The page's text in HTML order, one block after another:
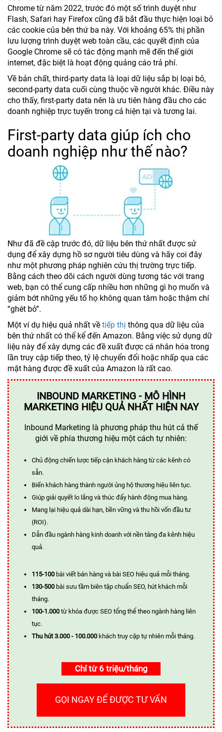
Chrome từ năm 2022, trước đó một số trình duyệt như
Flash, Safari hay Firefox cũng đã bắt đầu thực hiện loại bỏ
các cookie của bên thứ ba này. Với khoảng 65% thị phần
lưu lượng trình duyệt web toàn cầu, các quyết định của
Google Chrome sẽ có tác động mạnh mẽ đến thế giới
internet, đặc biệt là hoạt động quảng cáo trả phí.
Về bản chất, third-party data là loại dữ liệu sắp bị loại bỏ,
second-party data cuối cùng thuộc về người khác. Điều này
cho thấy, first-party data nên là ưu tiên hàng đầu cho các
doanh nghiệp trực tuyến trong cả hiện tại và tương lai.
First-party data giúp ích cho
doanh nghiệp như thế nào?
Như đã đề cập trước đó, dữ liệu bên thứ nhất được sử
dụng để xây dựng hồ sơ người tiêu dùng và hãy coi đây
như một phương pháp nghiên cứu thị trường trực tiếp.
Bằng cách theo dõi cách người dùng tương tác với trang
web, bạn có thể cung cấp nhiều hơn những gì họ muốn và
giảm bớt những yếu tố họ không quan tâm hoặc thậm chí
“ghét bỏ”.
Một ví dụ hiệu quả nhất về tiếp thị thông qua dữ liệu của
bên thứ nhất có thể kể đến Amazon. Bằng việc sử dụng dữ
liệu này để xây dựng các đề xuất được cá nhân hóa trong
lần truy cập tiếp theo, tỷ lệ chuyển đổi hoặc nhấp qua các
mặt hàng được đề xuất của Amazon là rất cao.
INBOUND MARKETING - MÔ HÌNH
MARKETING HIỆU QUẢ NHẤT HIỆN NAY
Inbound Marketing là phương pháp thu hút cả thế
giới về phía thương hiệu một cách tự nhiên:
Chủ động chiến lược tiếp cận khách hàng từ các kênh có
sẵn.
Biến khách hàng thành người ủng hộ thương hiệu liên tục.
Giúp giải quyết lo lắng và thúc đẩy hành động mua hàng.
Mang lại hiệu quả dài hạn, bền vững và thu hồi vốn đầu tư
(ROI).
Dẫn đầu ngành hàng kinh doanh với nền tảng đa kênh hiệu
quả.
115-100 bài viết bán hàng và bài SEO hiệu quả mỗi tháng.
130-500 bài sưu tầm biên tập chuẩn SEO, hút khách mỗi
tháng.
100-1.000 từ khóa được SEO tổng thể theo ngành hàng liên
tục.
Thu hút 3.000 - 100.000 khách truy cập tự nhiên mỗi tháng.
Chỉ từ 6 triệu/tháng
GỌI NGAY ĐỂ ĐƯỢC TƯ VẤN